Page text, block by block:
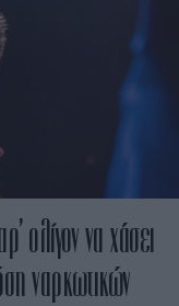
ολίγον να χάσει
ναρκωτικών